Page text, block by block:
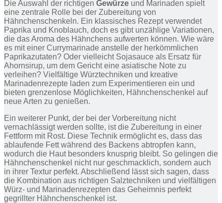
Die Auswahl der richtigen Gewürze und Marinaden spielt
eine zentrale Rolle bei der Zubereitung von
Hähnchenschenkeln. Ein klassisches Rezept verwendet
Paprika und Knoblauch, doch es gibt unzählige Variationen,
die das Aroma des Hähnchens aufwerten können. Wie wäre
es mit einer Currymarinade anstelle der herkömmlichen
Paprikazutaten? Oder vielleicht Sojasauce als Ersatz für
Ahornsirup, um dem Gericht eine asiatische Note zu
verleihen? Vielfältige Würztechniken und kreative
Marinadenrezepte laden zum Experimentieren ein und
bieten grenzenlose Möglichkeiten, Hähnchenschenkel auf
neue Arten zu genießen.
Ein weiterer Punkt, der bei der Vorbereitung nicht
vernachlässigt werden sollte, ist die Zubereitung in einer
Fettform mit Rost. Diese Technik ermöglicht es, dass das
ablaufende Fett während des Backens abtropfen kann,
wodurch die Haut besonders knusprig bleibt. So gelingen die
Hähnchenschenkel nicht nur geschmacklich, sondern auch
in ihrer Textur perfekt. Abschließend lässt sich sagen, dass
die Kombination aus richtigen Salztechniken und vielfältigen
Würz- und Marinadenrezepten das Geheimnis perfekt
gegrillter Hähnchenschenkel ist.